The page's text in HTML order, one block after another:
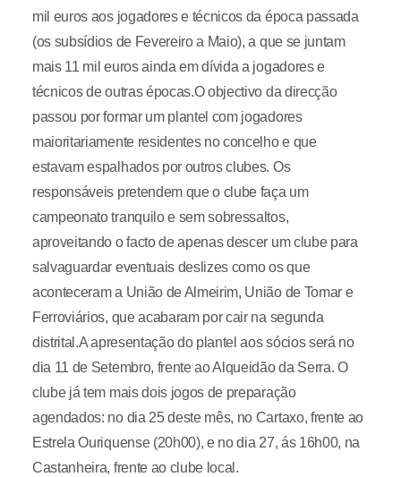
mil euros aos jogadores e técnicos da época passada
(os subsídios de Fevereiro a Maio), a que se juntam
mais 11 mil euros ainda em dívida a jogadores e
técnicos de outras épocas.O objectivo da direcção
passou por formar um plantel com jogadores
maioritariamente residentes no concelho e que
estavam espalhados por outros clubes. Os
responsáveis pretendem que o clube faça um
campeonato tranquilo e sem sobressaltos,
aproveitando o facto de apenas descer um clube para
salvaguardar eventuais deslizes como os que
aconteceram a União de Almeirim, União de Tomar e
Ferroviários, que acabaram por cair na segunda
distrital.A apresentação do plantel aos sócios será no
dia 11 de Setembro, frente ao Alqueidão da Serra. O
clube já tem mais dois jogos de preparação
agendados: no dia 25 deste mês, no Cartaxo, frente ao
Estrela Ouriquense (20h00), e no dia 27, ás 16h00, na
Castanheira, frente ao clube local.